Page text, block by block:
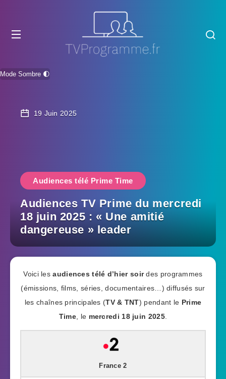
Mode Sombre 🌓
19 Juin 2025
Audiences télé Prime Time
Audiences TV Prime du mercredi
18 juin 2025 : « Une amitié
dangereuse » leader
Voici lesaudiences télé d’hier soirdes programmes
(émissions, films, séries, documentaires…) diffusés sur
les chaînes principales (TV & TNT) pendant le Prime
Time , le mercredi 18 juin 2025.
France 2